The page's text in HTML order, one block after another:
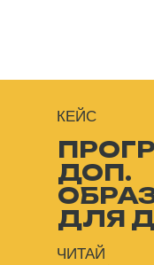
ДОП.
ДЛЯ
КЕЙС
ЧИТАЙ